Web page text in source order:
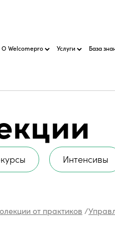
О Welcomepro Услуги База
Интенсивы
от практиков /